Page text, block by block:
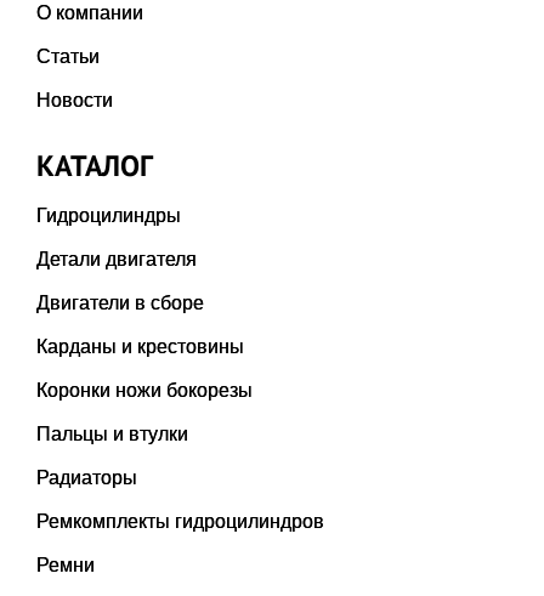
О компании
Статьи
Новости
КАТАЛОГ
Гидроцилиндры
Детали двигателя
Двигатели в сборе
Карданы и крестовины
Коронки ножи бокорезы
Пальцы и втулки
Радиаторы
Ремкомплекты гидроцилиндров
Ремни